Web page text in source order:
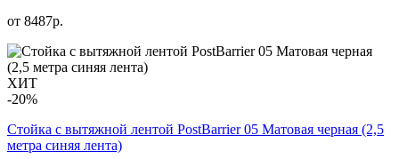
от 8487р.
ХИТ
-20%
Стойка с вытяжной лентой PostBarrier 05 Матовая черная (2,5
метра синяя лента)